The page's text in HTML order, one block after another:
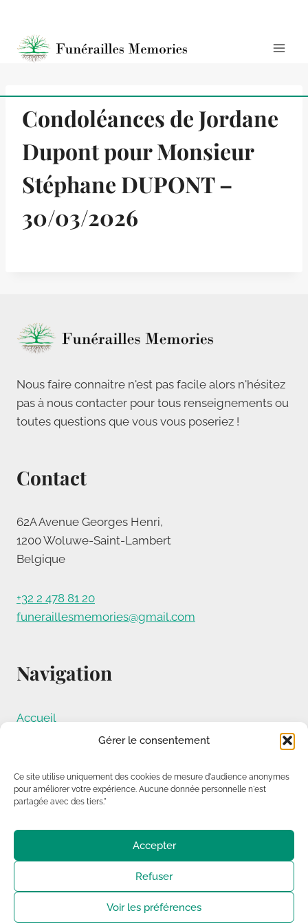
Gérer le consentement
Ce site utilise uniquement des cookies de mesure d'audience anonymes
pour améliorer votre expérience. Aucune donnée personnelle n'est
partagée avec des tiers."
Accepter
Refuser
Voir les préférences
Condoléances de Jordane
Dupont pour Monsieur
Stéphane DUPONT –
30/03/2026
Nous faire connaitre n'est pas facile alors n'hésitez
pas à nous contacter pour tous renseignements ou
toutes questions que vous vous poseriez !
Contact
62A Avenue Georges Henri,
1200 Woluwe-Saint-Lambert
Belgique
+32 2 478 81 20
funeraillesmemories@gmail.com
Navigation
Accueil
Informations décès
Nous contacter
Politique de confidentialité